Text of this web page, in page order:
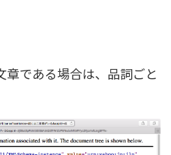
である場合は、品詞ごと